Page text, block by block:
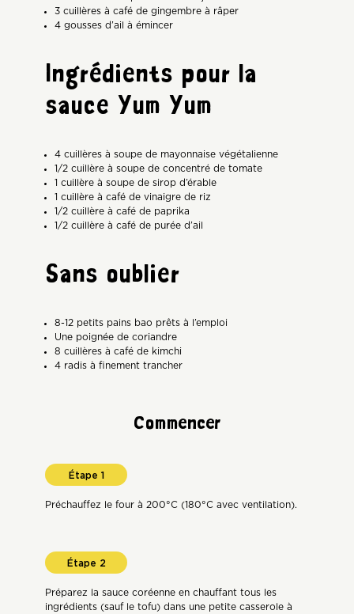
3 cuillères à café de gingembre à râper
4 gousses d’ail à émincer
Ingrédients pour la
sauce Yum Yum
4 cuillères à soupe de mayonnaise végétalienne
1/2 cuillère à soupe de concentré de tomate
1 cuillère à soupe de sirop d’érable
1 cuillère à café de vinaigre de riz
1/2 cuillère à café de paprika
1/2 cuillère à café de purée d’ail
Sans oublier
8-12 petits pains bao prêts à l’emploi
Une poignée de coriandre
8 cuillères à café de kimchi
4 radis à finement trancher
Commencer
Préchauffez le four à 200°C (180°C avec ventilation).
Préparez la sauce coréenne en chauffant tous les
ingrédients (sauf le tofu) dans une petite casserole à